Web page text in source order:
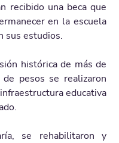
recibido una beca que
en la escuela
sus estudios.
histórica de más de
pesos se realizaron
educativa
se rehabilitaron y